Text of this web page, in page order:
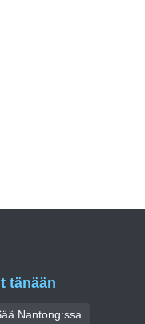
tänään
Nantong:ssa